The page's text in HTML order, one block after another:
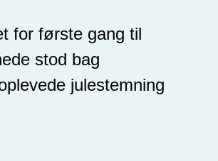
for første gang til
stod bag
julestemning